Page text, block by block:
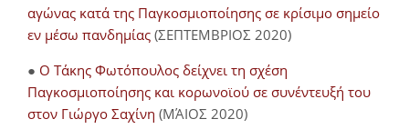
αγώνας κατά της Παγκοσμιοποίησης σε κρίσιμο σημείο
εν μέσω πανδημίας (ΣΕΠΤΕΜΒΡΙΟΣ 2020)
● Ο Τάκης Φωτόπουλος δείχνει τη σχέση
Παγκοσμιοποίησης και κορωνοϊού σε συνέντευξή του
στον Γιώργο Σαχίνη (ΜΆΙΟΣ 2020)